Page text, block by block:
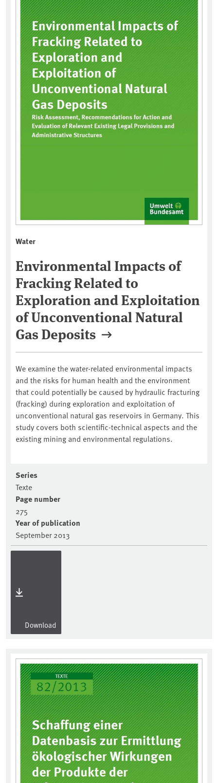
Water
Environmental Impacts of
Fracking Related to
Exploration and Exploitation
of Unconventional Natural
Gas Deposits
We examine the water-related environmental impacts
and the risks for human health and the environment
that could potentially be caused by hydraulic fracturing
(fracking) during exploration and exploitation of
unconventional natural gas reservoirs in Germany. This
study covers both scientific-technical aspects and the
existing mining and environmental regulations.
Series
Texte
Page number
275
Year of publication
September 2013
Download